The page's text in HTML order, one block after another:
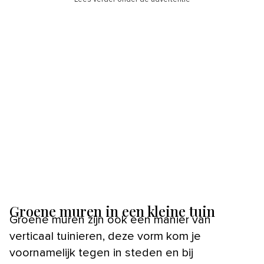
Groene muren in een kleine tuin
Groene muren zijn ook een manier van
verticaal tuinieren, deze vorm kom je
voornamelijk tegen in steden en bij